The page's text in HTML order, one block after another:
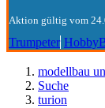
Aktion gültig vom
Trumpeter
modellbau
Suche
turion